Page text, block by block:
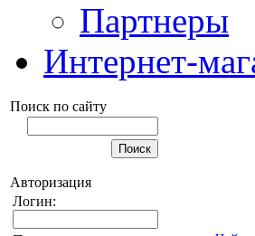
Партнеры
Интернет-
Поиск по сайту
Авторизация
Логин: